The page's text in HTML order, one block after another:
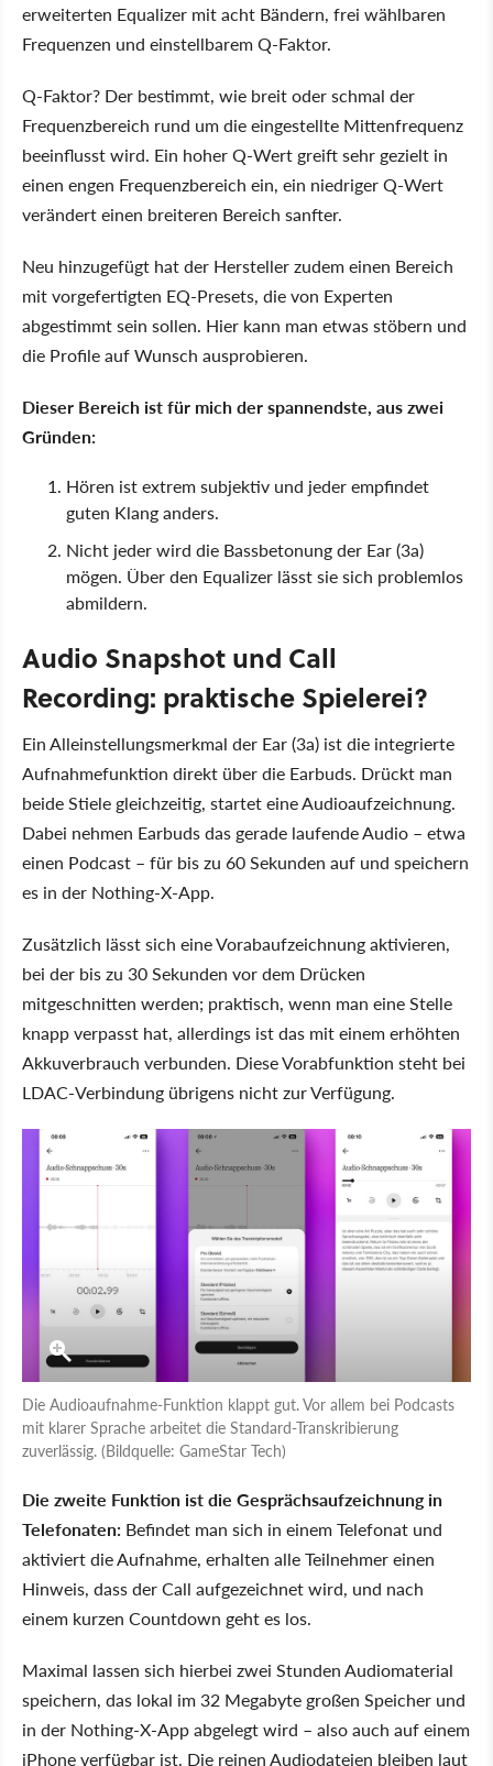
erweiterten Equalizer mit acht Bändern, frei wählbaren
Frequenzen und einstellbarem Q-Faktor.
Q-Faktor? Der bestimmt, wie breit oder schmal der
Frequenzbereich rund um die eingestellte Mittenfrequenz
beeinflusst wird. Ein hoher Q-Wert greift sehr gezielt in
einen engen Frequenzbereich ein, ein niedriger Q-Wert
verändert einen breiteren Bereich sanfter.
Neu hinzugefügt hat der Hersteller zudem einen Bereich
mit vorgefertigten EQ-Presets, die von Experten
abgestimmt sein sollen. Hier kann man etwas stöbern und
die Profile auf Wunsch ausprobieren.
Dieser Bereich ist für mich der spannendste, aus zwei
Gründen:
Hören ist extrem subjektiv und jeder empfindet
guten Klang anders.
Nicht jeder wird die Bassbetonung der Ear (3a)
mögen. Über den Equalizer lässt sie sich problemlos
abmildern.
Audio Snapshot und Call
Recording: praktische Spielerei?
Ein Alleinstellungsmerkmal der Ear (3a) ist die integrierte
Aufnahmefunktion direkt über die Earbuds. Drückt man
beide Stiele gleichzeitig, startet eine Audioaufzeichnung.
Dabei nehmen Earbuds das gerade laufende Audio – etwa
einen Podcast – für bis zu 60 Sekunden auf und speichern
es in der Nothing-X-App.
Zusätzlich lässt sich eine Vorabaufzeichnung aktivieren,
bei der bis zu 30 Sekunden vor dem Drücken
mitgeschnitten werden; praktisch, wenn man eine Stelle
knapp verpasst hat, allerdings ist das mit einem erhöhten
Akkuverbrauch verbunden. Diese Vorabfunktion steht bei
LDAC-Verbindung übrigens nicht zur Verfügung.
Die Audioaufnahme-Funktion klappt gut. Vor allem bei Podcasts
mit klarer Sprache arbeitet die Standard-Transkribierung
zuverlässig. (Bildquelle: GameStar Tech)
Die zweite Funktion ist die Gesprächsaufzeichnung in
Telefonaten: Befindet man sich in einem Telefonat und
aktiviert die Aufnahme, erhalten alle Teilnehmer einen
Hinweis, dass der Call aufgezeichnet wird, und nach
einem kurzen Countdown geht es los.
Maximal lassen sich hierbei zwei Stunden Audiomaterial
speichern, das lokal im 32 Megabyte großen Speicher und
in der Nothing-X-App abgelegt wird – also auch auf einem
iPhone verfügbar ist. Die reinen Audiodateien bleiben laut